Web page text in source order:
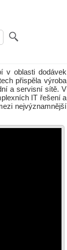
v oblasti dodávek
přispěla výroba
a servisní sítě. V
IT řešení a
nejvýznamnější